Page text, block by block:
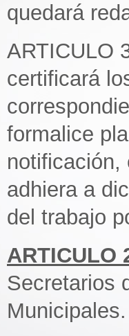
quedará
ARTICULO
certificará
formalice
adhiera a
del trabajo
ARTICULO
Secretarios
Municipales.